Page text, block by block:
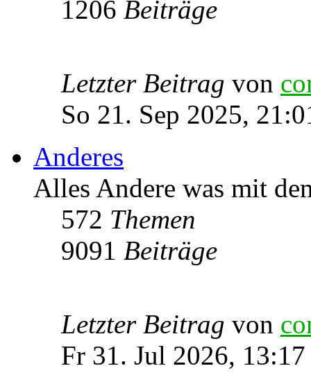
1206 Beiträge
Letzter Beitrag von
So 21. Sep 2025,
Anderes
Alles Andere was mit
572 Themen
9091 Beiträge
Letzter Beitrag von
Fr 31. Jul 2026, 13:17